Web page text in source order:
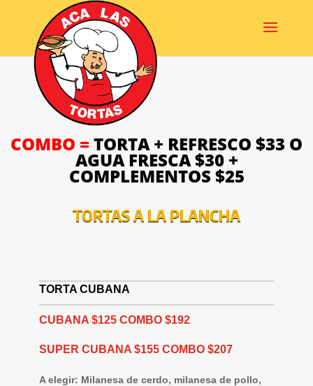
COMBO = TORTA + REFRESCO $33 O
AGUA FRESCA $30 +
COMPLEMENTOS $25
TORTAS A LA PLANCHA
TORTA CUBANA
CUBANA $125 COMBO $192
SUPER CUBANA $155 COMBO $207
A elegir: Milanesa de cerdo, milanesa de pollo,